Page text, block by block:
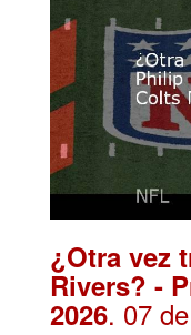
¿Otra vez
Rivers? -
2026. 07